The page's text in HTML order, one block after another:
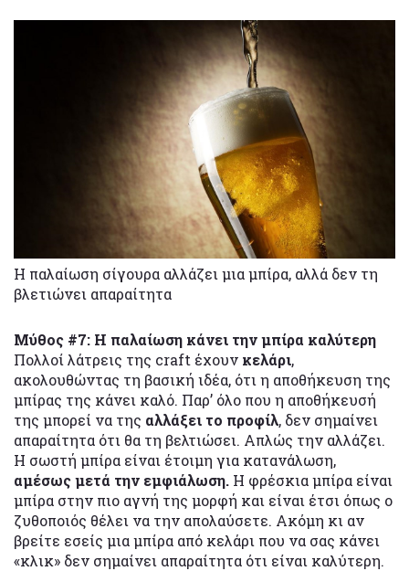
Η παλαίωση σίγουρα αλλάζει μια μπίρα, αλλά δεν τη
βλετιώνει απαραίτητα
Μύθος #7: Η παλαίωση κάνει την μπίρα καλύτερη
Πολλοί λάτρεις της craft έχουν κελάρι,
ακολουθώντας τη βασική ιδέα, ότι η αποθήκευση της
μπίρας της κάνει καλό. Παρ’ όλο που η αποθήκευσή
της μπορεί να της αλλάξει το προφίλ, δεν σημαίνει
απαραίτητα ότι θα τη βελτιώσει. Απλώς την αλλάζει.
Η σωστή μπίρα είναι έτοιμη για κατανάλωση,
αμέσως μετά την εμφιάλωση. Η φρέσκια μπίρα είναι
μπίρα στην πιο αγνή της μορφή και είναι έτσι όπως ο
ζυθοποιός θέλει να την απολαύσετε. Ακόμη κι αν
βρείτε εσείς μια μπίρα από κελάρι που να σας κάνει
«κλικ» δεν σημαίνει απαραίτητα ότι είναι καλύτερη.